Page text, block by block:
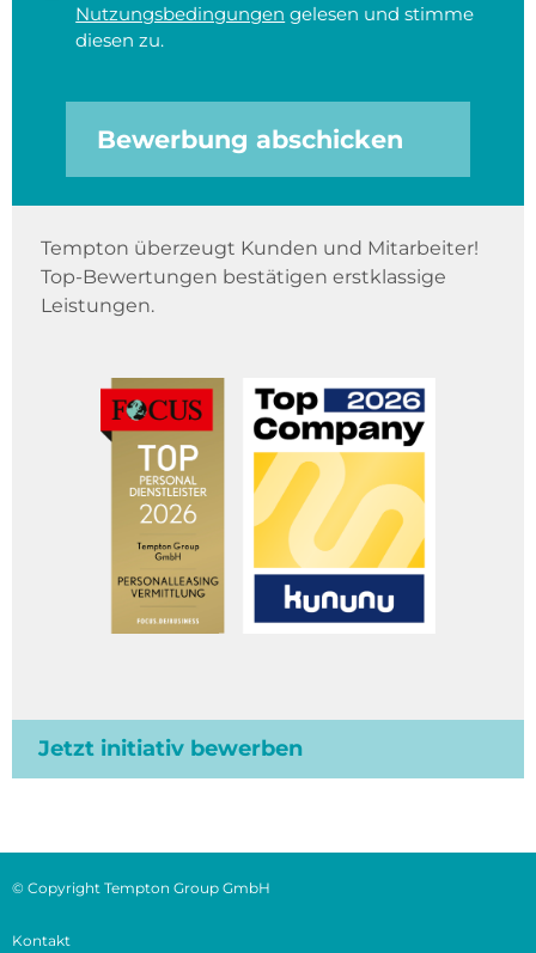
Nutzungsbedingungen gelesen und stimme
diesen zu.
Bewerbung abschicken
Tempton überzeugt Kunden und Mitarbeiter!
Top-Bewertungen bestätigen erstklassige
Leistungen.
Jetzt initiativ bewerben
© Copyright Tempton Group GmbH
Kontakt